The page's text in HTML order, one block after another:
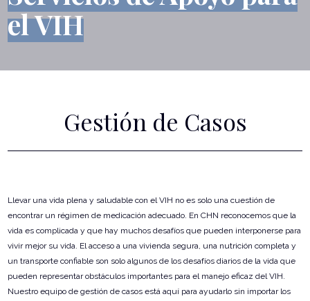
el VIH
Gestión de Casos
Llevar una vida plena y saludable con el VIH no es solo una cuestión de
encontrar un régimen de medicación adecuado. En CHN reconocemos que la
vida es complicada y que hay muchos desafíos que pueden interponerse para
vivir mejor su vida. El acceso a una vivienda segura, una nutrición completa y
un transporte confiable son solo algunos de los desafíos diarios de la vida que
pueden representar obstáculos importantes para el manejo eficaz del VIH.
Nuestro equipo de gestión de casos está aquí para ayudarlo sin importar los